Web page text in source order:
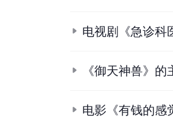
电视剧《急诊科
《御天神兽》的
电影《有钱的感